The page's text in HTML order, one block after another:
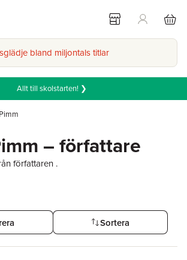
bland miljontals titlar
Allt till skolstarten! ❯
– författare
författaren .
Sortera